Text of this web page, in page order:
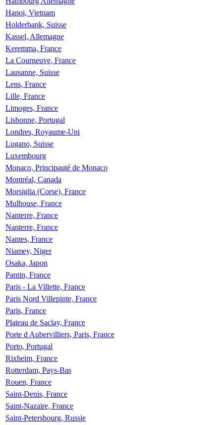
Hanoi, Vietnam
Holderbank, Suisse
Kassel, Allemagne
Keremma, France
La Courneuve, France
Lausanne, Suisse
Lens, France
Lille, France
Limoges, France
Lisbonne, Portugal
Londres, Royaume-Uni
Lugano, Suisse
Luxembourg
Monaco, Principauté de Monaco
Montréal, Canada
Morsiglia (Corse), France
Mulhouse, France
Nanterre, France
Nanterre, France
Nantes, France
Niamey, Niger
Osaka, Japon
Pantin, France
Paris - La Villette, France
Paris Nord Villepinte, France
Paris, France
Plateau de Saclay, France
Porte d Aubervilliers, Paris, France
Porto, Portugal
Rixheim, France
Rotterdam, Pays-Bas
Rouen, France
Saint-Denis, France
Saint-Nazaire, France
Saint-Petersbourg, Russie